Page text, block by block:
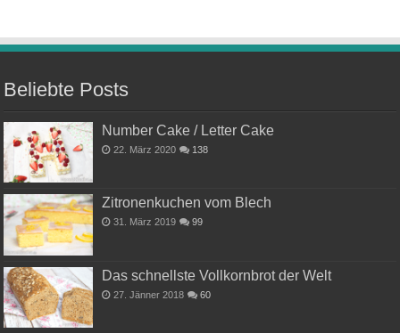
Beliebte Posts
Number Cake / Letter Cake
22. März 2020 138
Zitronenkuchen vom Blech
31. März 2019 99
Das schnellste Vollkornbrot der Welt
27. Jänner 2018 60